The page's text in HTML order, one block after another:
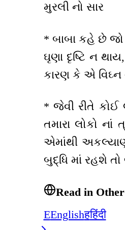
મુરલી નો સાર
* બાબા કહે છે જો
ઘૃણા દૃષ્ટિ ન
કારણ કે એ વિઘ્ન
* જેવી રીતે
તમારા લોકો
એમાંથી
બુદ્ધિ માં રહશે
Read in
EEnglishहहिंदी